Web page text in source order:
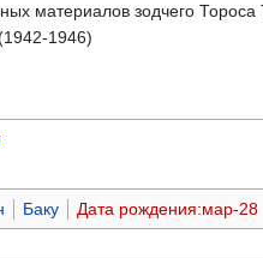
материалов зодчего
1946)
Баку Дата рождения:мар-28